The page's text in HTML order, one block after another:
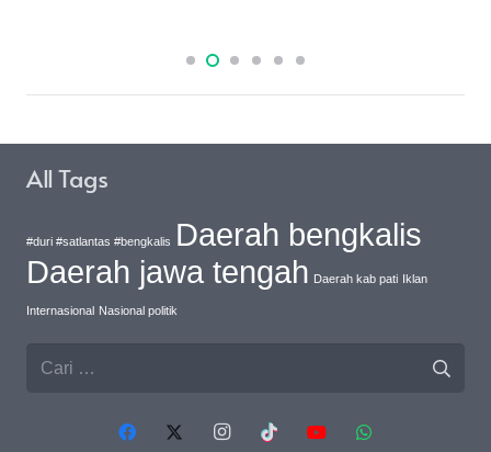
All Tags
#duri #satlantas #bengkalis Daerah bengkalis
Daerah jawa tengah Daerah kab pati Iklan
Internasional Nasional politik
Cari